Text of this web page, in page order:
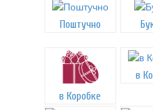
Поштучно
в Коробке
в